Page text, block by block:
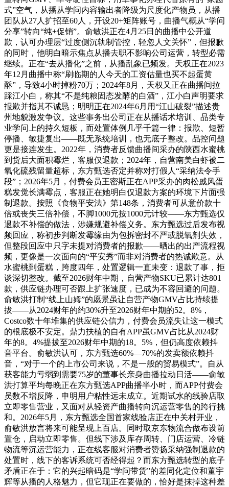
式”空气，从播从学问内容输出者降级为尺度化产物员，从播
团队从27人扩招至60人，开设20+矩阵账号，曲播气概从“学问
分享”转向“纯+促销”。俞敏洪正在4月25日的曲播中公开道
歉，认可办理层“过度侧沉轨制管控，轻忽人文关怀”，但报歉
的同时，他明白暗示焦点从播去职不影响公司运营，转型必需
继续。正在“去从播化”之前，从播乱象已频发。天权正在2023
年12月曲播中称“刷临期的人今天的工资估量也买不起蛋黄
酥”，导致4小时掉粉70万；2024年8月，天权又正在曲播间拉
踩江小白，称其“不是纯粮固态发酵的白酒”，江小白声明要求
报歉并指其不诚恳；明明正在2024年6月用“江山破裂”描述贵
州地貌激发争议。这些事务出公司正在从播话术培训、品类专
业学问上的持久短板，而处置体例几乎千篇一律：报歉、短暂
停播、敏捷复出——既无系统培训，也无底子整改。品控问题
更是接连发生。2022年，消费者反馈曲播间采办的陕西水蜜桃
到货后大面积霉烂，客服仅退款；2024年，自营南美白虾被二
氧化硫残留量超标，东方甄选否定并称对打假人“采纳法令手
段”；2026年5月，付费会员王密斯正在APP采办的肉松戚风蛋
糕发觉长满霉点，客服正在她明白仅退款方案的环境下片面强
制退款。按照《食物平安法》第148条，消费者可从意价款十
倍或丧失三倍补偿，不脚1000元按1000元计较——东方甄选仅
退款不补偿的做法，涉嫌规避补偿义务。东方甄选过后发布视
频回应，称初步判断发霉缘由为包拆密封不严或脱氧剂失效，
但整段回应中只字未提对消费者的报歉——晒出的出产流程视
频，更像是一次面向的“平安秀”而非对消费者的热诚歉意。从
水蜜桃到蛋糕，跨度四年，处置逻辑一直未变：退款了事，拒
谈深切整改。截至2026财年中期，自营产物SKU已累计达801
款，供应链办理可否跟上扩张速度，已成为不容回避的问题。
俞敏洪打制“线上山姆”的愿景虽让自营产物GMV占比持续提
拔——从2024财年的约30%升至2026财年中期的52。8%，
Costco数十年堆集的供应链公信力，付费会员流失让这一模式
的根底极不安定。鼎力扶植的自有APP虽GMV占比从2024财
年的8。4%提拔至2026财年中期的18。5%，但仍高度依赖抖
音平台。俞敏洪认可，东方甄选60%—70%的发卖额依赖抖
音，“对于一个的上市公司来说，不是一般的贸易模式”。自从
获客能力亏弱到需要75岁的董事长亲身曲播拉动日活——俞敏
洪打算平均每晚正在东方甄选APP曲播半小时，而APP付费会
员数不增反降，申明用户粘性远未成立。近期试水的线验店取
立即零售营业，又面对从轻资产曲播转向沉运营零售的跨行挑
和。2026年5月，东方甄选全国首家线验店正在中关村开业，
俞敏洪放言将来可能呈现上百店。同时取京东物流合做布设前
置仓，启动立即零售。但线下涉及库存周转、门店运营、冷链
物流等沉运营能力，正在线客服对消费者赞扬采纳强制退款的
处置时，线下的客诉系统可否经得起？而东方甄选转型的底子
矛盾正在于：它的兴起暗码是“学问带货”的差同化定位和董宇
辉等从播的人格魅力，但它现正在要做的，恰好是抹掉这种差